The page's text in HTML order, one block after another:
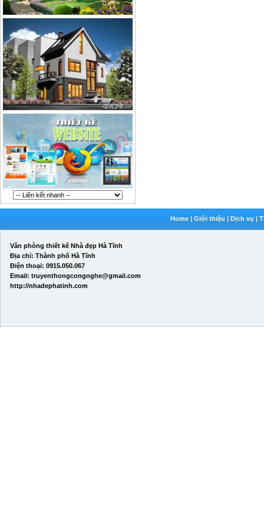
Home| Giới thiệu | Dịch vụ |
Văn phòng thiết kế Nhà đẹp Hà Tĩnh
Địa chỉ: Thành phố Hà Tĩnh
Điện thoại: 0915.050.067
Email: truyenthongcongnghe@gmail.com
http://nhadephatinh.com